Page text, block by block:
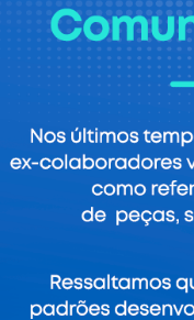
responsabilidade: falhas
fricção: componentes
de falha e torna
de componentes críticos
e espectros de